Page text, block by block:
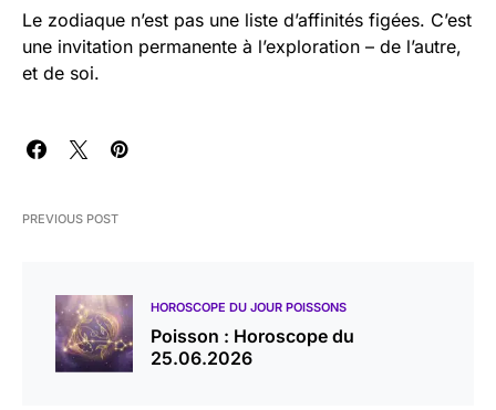
Le zodiaque n’est pas une liste d’affinités figées. C’est
une invitation permanente à l’exploration – de l’autre,
et de soi.
PREVIOUS POST
HOROSCOPE DU JOUR POISSONS
Poisson : Horoscope du
25.06.2026